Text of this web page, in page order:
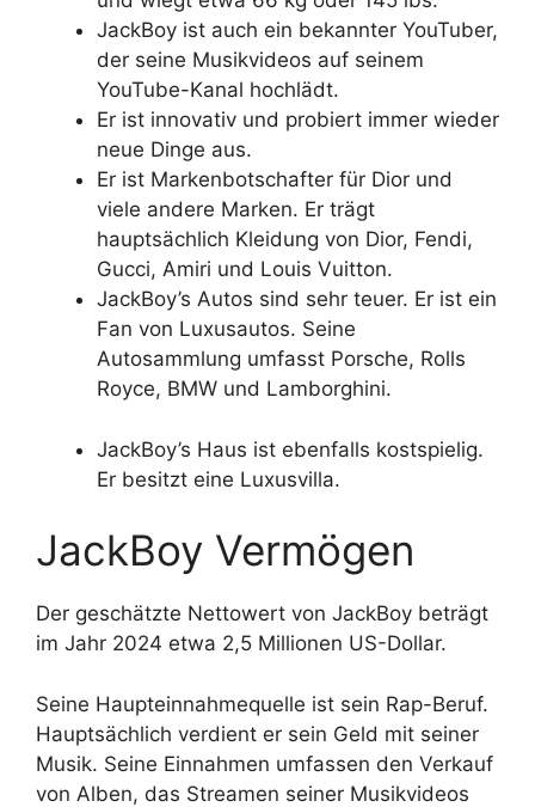
JackBoy ist auch ein bekannter YouTuber,
der seine Musikvideos auf seinem
YouTube-Kanal hochlädt.
Er ist innovativ und probiert immer wieder
neue Dinge aus.
Er ist Markenbotschafter für Dior und
viele andere Marken. Er trägt
hauptsächlich Kleidung von Dior, Fendi,
Gucci, Amiri und Louis Vuitton.
JackBoy’s Autos sind sehr teuer. Er ist ein
Fan von Luxusautos. Seine
Autosammlung umfasst Porsche, Rolls
Royce, BMW und Lamborghini.
JackBoy’s Haus ist ebenfalls kostspielig.
Er besitzt eine Luxusvilla.
JackBoy Vermögen
Der geschätzte Nettowert von JackBoy beträgt
im Jahr 2024 etwa 2,5 Millionen US-Dollar.
Seine Haupteinnahmequelle ist sein Rap-Beruf.
Hauptsächlich verdient er sein Geld mit seiner
Musik. Seine Einnahmen umfassen den Verkauf
von Alben, das Streamen seiner Musikvideos